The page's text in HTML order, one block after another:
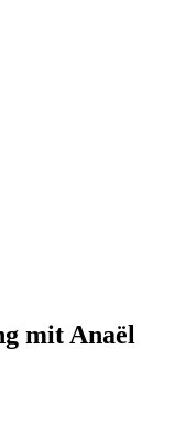
mit Anaël